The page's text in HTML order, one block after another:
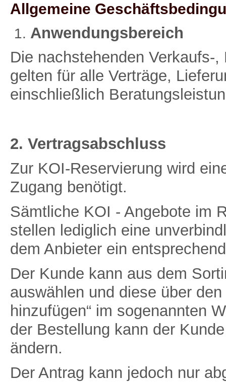
Allgemeine
Anwendungsbereich
Die nachstehenden Verkaufs-
gelten für alle Verträge,
einschließlich
2. Vertragsabschluss
Zur KOI-Reservierung wird
Zugang benötigt.
Sämtliche KOI - Angebote im
stellen lediglich eine
dem Anbieter ein
Der Kunde kann aus dem
auswählen und diese über
hinzufügen“ im sogenannten
der Bestellung kann der
ändern.
Der Antrag kann jedoch nur